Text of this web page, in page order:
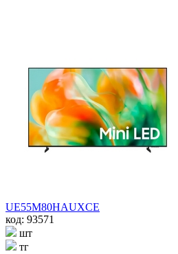
UE55M80HAUXCE
код: 93571
шт
тг